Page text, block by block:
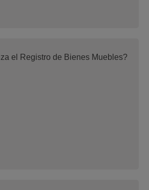
el Registro de Bienes Muebles?